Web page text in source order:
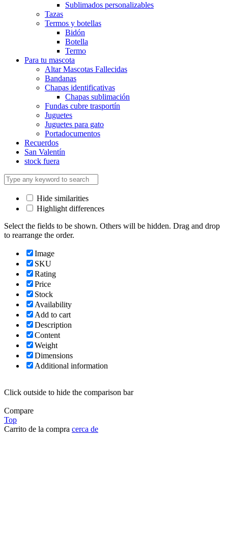
Sublimados personalizables
Tazas
Termos y botellas
Bidón
Botella
Termo
Para tu mascota
Altar Mascotas Fallecidas
Bandanas
Chapas identificativas
Chapas sublimación
Fundas cubre trasportín
Juguetes
Juguetes para gato
Portadocumentos
Recuerdos
San Valentín
stock fuera
Hide similarities
Highlight differences
Select the fields to be shown. Others will be hidden. Drag and drop
to rearrange the order.
Image
SKU
Rating
Price
Stock
Availability
Add to cart
Description
Content
Weight
Dimensions
Additional information
Click outside to hide the comparison bar
Compare
Top
Carrito de la compra cerca de